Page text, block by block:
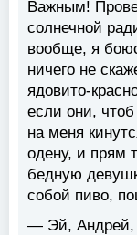
Важным!
солнечной
вообще, я
ничего не
ядовито-
если они,
на меня
одену, и прям
бедную
собой пиво,
— Эй, Андрей,